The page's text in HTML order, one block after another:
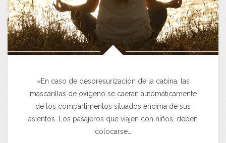
«En caso de despresurización de la cabina, las
mascarillas de oxigeno se caerán automáticamente
de los compartimentos situados encima de sus
asientos. Los pasajeros que viajen con niños, deben
colocarse…